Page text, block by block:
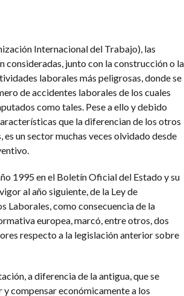
Internacional del Trabajo), las
consideradas, junto con la construcción o la
laborales más peligrosas, donde se
de accidentes laborales de los cuales
como tales. Pese a ello y debido
que la diferencian de los otros
un sector muchas veces olvidado desde
1995 en el Boletín Oficial del Estado y su
al año siguiente, de la Ley de
Laborales, como consecuencia de la
europea, marcó, entre otros, dos
respecto a la legislación anterior sobre
a diferencia de la antigua, que se
compensar económicamente a los